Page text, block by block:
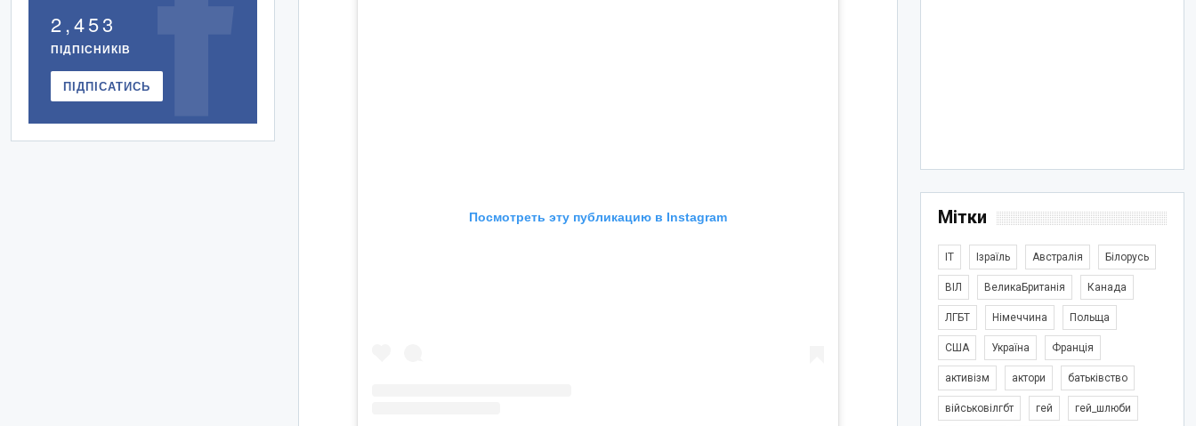
Посмотреть эту публикацию в Instagram Мітки
IT Ізраїль Австралія Білорусь
ВІЛ ВеликаБританія Канада
ЛГБТ Німеччина Польща
США Україна Франція
активізм актори батьківство
військовілгбт гей гей_шлюби
2,453
ПІДПІСНИКІВ
ПІДПІСАТИСЬ